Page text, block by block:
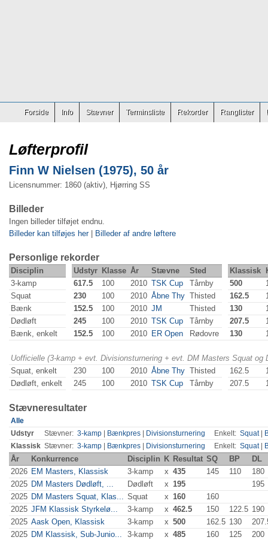
Forside Info Stævner Terminsliste Rekorder Ranglister
Løfterprofil
Finn W Nielsen (1975), 50 år
Licensnummer: 1860 (aktiv), Hjørring SS
Billeder
Ingen billeder tilføjet endnu.
Billeder kan tilføjes her| Billeder af andre løftere
Personlige rekorder
Disciplin Udstyr Klasse År Stævne Sted Klassisk
3-kamp
617.5 100 2010 TSK Cup Tårnby 500
Squat
230 100 2010 Åbne Thy Thisted 162.5
Bænk
152.5 100 2010 JM Thisted 130
Dødløft
245 100 2010 TSK Cup Tårnby 207.5
Bænk, enkelt
152.5 100 2010 ER Open Rødovre 130
Uofficielle (3-kamp + evt. Divisionsturnering + evt. DM Masters Squat
Squat, enkelt
230 100 2010 Åbne Thy Thisted 162.5
Dødløft, enkelt
245 100 2010 TSK Cup Tårnby 207.5
Stævneresultater
Alle
Udstyr
Stævner: 3-kamp Bænkpres Divisionsturnering Enkelt: Squat|
Klassisk Stævner: 3-kamp Bænkpres Divisionsturnering Enkelt: Squat|
År Konkurrence Disciplin K Resultat SQ BP
DL
2026 EM Masters, Klassisk 3-kamp x 435 145 110
180
2025 DM Masters Dødløft, ... Dødløft x 195
195
2025 DM Masters Squat, Klas... Squat x 160
160
2025 JFM Klassisk Styrkelø... 3-kamp x 462.5 150 122.5 190
2025 Aask Open, Klassisk 3-kamp x 500 162.5 130
2025 DM Klassisk, Sub-Junio... 3-kamp x 485 160 125
200